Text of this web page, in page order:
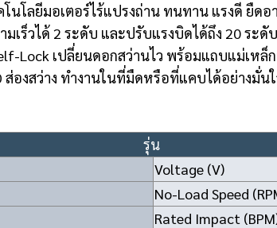
โนโลยีมอเตอร์ไร้แปรงถ่าน ทนทาน แรงดี ยืดอ
มเร็วได้ 2 ระดับ และปรับแรงบิดได้ถึง 20 ระ
Lock เปลี่ยนดอกสว่านไว พร้อมแถบแม่เห
ส่องสว่าง ทำงานในที่มืดหรือที่แคบได้อย่างมั่น
รุ่น
Voltage (V)
No-Load Speed
Rated Impact